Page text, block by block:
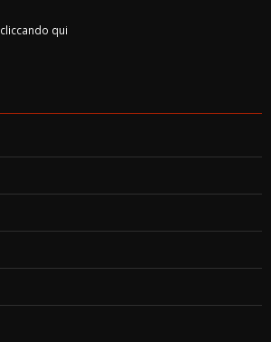
cliccando qui